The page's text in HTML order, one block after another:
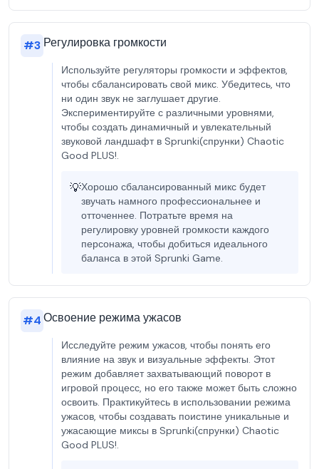
#3 Регулировка громкости
Используйте регуляторы громкости и эффектов,
чтобы сбалансировать свой микс. Убедитесь, что
ни один звук не заглушает другие.
Экспериментируйте с различными уровнями,
чтобы создать динамичный и увлекательный
звуковой ландшафт в Sprunki(спрунки) Chaotic
Good PLUS!.
💡Хорошо сбалансированный микс будет
звучать намного профессиональнее и
отточеннее. Потратьте время на
регулировку уровней громкости каждого
персонажа, чтобы добиться идеального
баланса в этой Sprunki Game.
#4Освоение режима ужасов
Исследуйте режим ужасов, чтобы понять его
влияние на звук и визуальные эффекты. Этот
режим добавляет захватывающий поворот в
игровой процесс, но его также может быть сложно
освоить. Практикуйтесь в использовании режима
ужасов, чтобы создавать поистине уникальные и
ужасающие миксы в Sprunki(спрунки) Chaotic
Good PLUS!.